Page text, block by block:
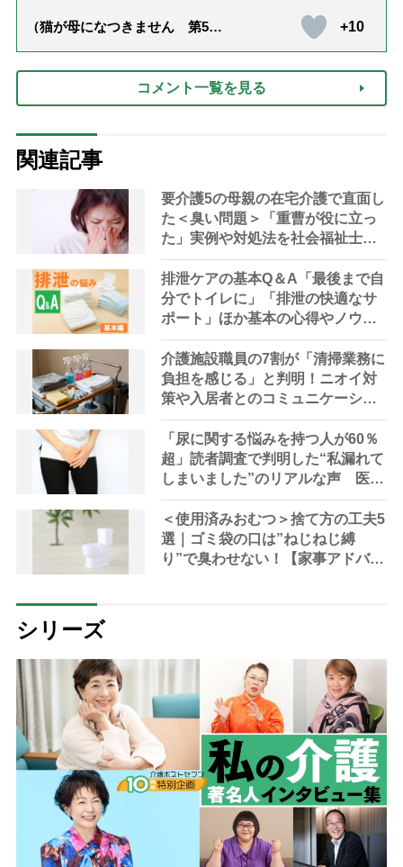
（猫が母になつきません 第500
+10
コメント一覧を見る
関連記事
要介護5の母親の在宅介護で直面し
た＜臭い問題＞「重曹が役に立っ
た」実例や対処法を社会福祉士が
解説
排泄ケアの基本Q＆A「最後まで自
分でトイレに」「排泄の快適なサ
ポート」ほか基本の心得やノウハ
ウを専門家が伝授
介護施設職員の7割が「清掃業務に
負担を感じる」と判明！ニオイ対
策や入居者とのコミュニケーショ
ン不足など実態調査で課題が浮き
彫りに
「尿に関する悩みを持つ人が60％
超」読者調査で判明した“私漏れて
しまいました”のリアルな声 医師
が解説する排泄トラブルの原因
＜使用済みおむつ＞捨て方の工夫5
選｜ゴミ袋の口は”ねじねじ縛
り”で臭わせない！【家事アドバイ
シリーズ